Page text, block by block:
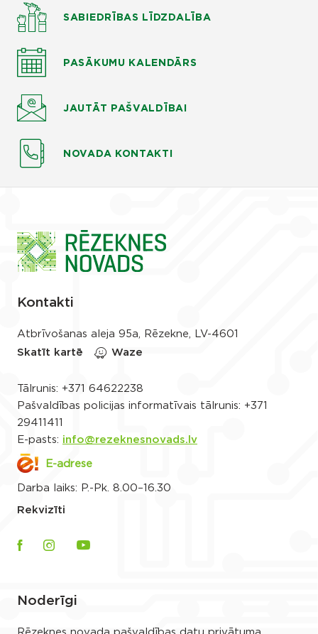
SABIEDRĪBAS LĪDZDALĪBA
PASĀKUMU KALENDĀRS
JAUTĀT PAŠVALDĪBAI
NOVADA KONTAKTI
Kontakti
Atbrīvošanas aleja 95a, Rēzekne, LV-4601
Skatīt kartē
Waze
Tālrunis: +371 64622238
Pašvaldības policijas informatīvais tālrunis: +371
29411411
E-pasts: info@rezeknesnovads.lv
E-adrese
Darba laiks: P.-Pk. 8.00–16.30
Rekvizīti
Noderīgi